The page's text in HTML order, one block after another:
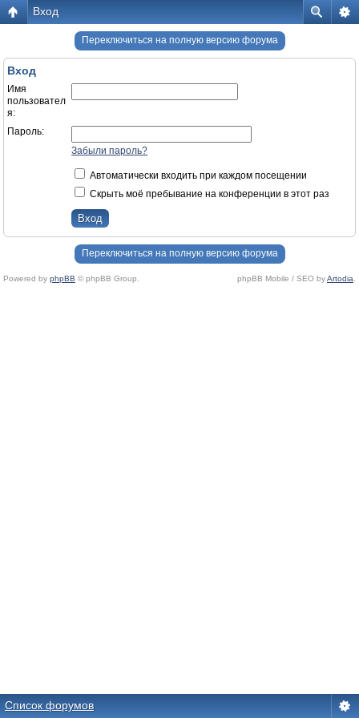
Вход
Переключиться на полную версию форума
Вход
Имя
пользовател
я:
Пароль:
Забыли пароль?
Автоматически входить при каждом посещении
Скрыть моё пребывание на конференции в этот раз
Переключиться на полную версию форума
Powered by phpBB © phpBB Group. phpBB Mobile / SEO byArtodia
Список форумов